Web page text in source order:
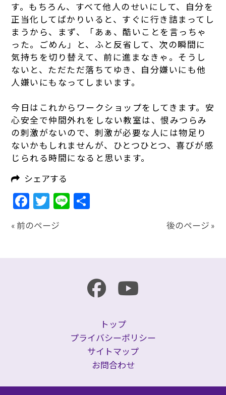
す。もちろん、すべて他人のせいにして、自分を
正当化してばかりいると、すぐに行き詰まってし
まうから、まず、「あぁ、酷いことを言っちゃ
った。ごめん」と、ふと反省して、次の瞬間に
気持ちを切り替えて、前に進まなきゃ。そうし
ないと、ただただ落ちてゆき、自分嫌いにも他
人嫌いにもなってしまいます。
今日はこれからワークショップをしてきます。安
心安全で仲間外れをしない教室は、恨みつらみ
の刺激がないので、刺激が必要な人には物足り
ないかもしれませんが、ひとつひとつ、喜びが感
じられる時間になると思います。
シェアする
Facebook
Twitter
Line
« 前のページ 後のページ »
トップ
プライバシーポリシー
サイトマップ
お問合わせ